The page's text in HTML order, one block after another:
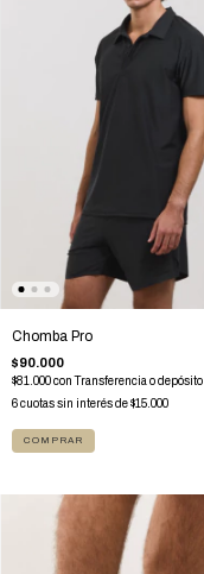
Chomba Pro
$90.000
$81.000con
Transferencia o depósito
6cuotas sin interés de$15.000
COMPRAR